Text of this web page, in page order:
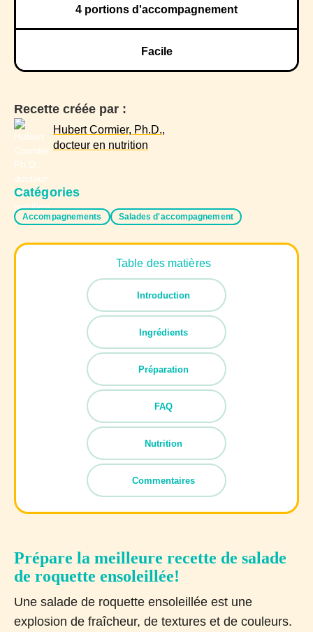
4 portions d'accompagnement
Facile
Recette créée par :
Hubert Cormier, Ph.D.,
docteur en nutrition
Catégories
Accompagnements Salades d'accompagnement
Table des matières
Introduction
Ingrédients
Préparation
FAQ
Nutrition
Commentaires
Prépare la meilleure recette de salade
de roquette ensoleillée!
Une salade de roquette ensoleillée est une
explosion de fraîcheur, de textures et de couleurs.